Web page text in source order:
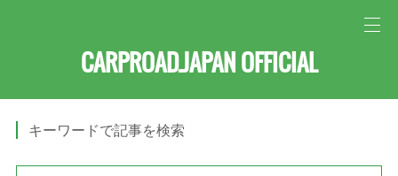
CARPROAD.JAPAN OFFICIAL
キーワードで記事を検索